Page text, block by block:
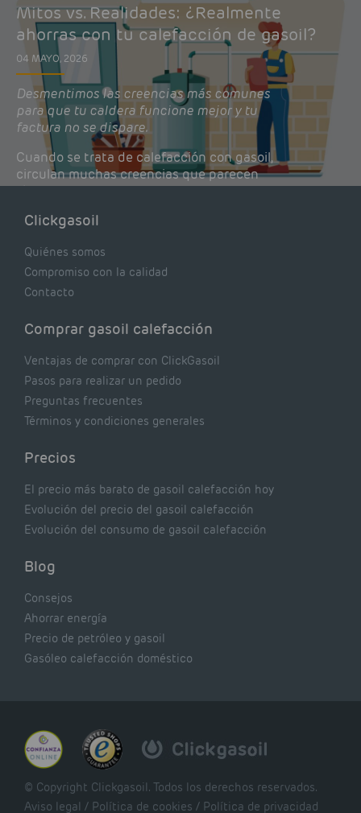
Mitos vs. Realidades: ¿Realmente
ahorras con tu calefacción de gasoil?
04 MAYO, 2026
Desmentimos las creencias más comunes
para que tu caldera funcione mejor y tu
factura no se dispare.
Cuando se trata de calefacción con gasoil,
circulan muchas creencias que parecen
lógicas pero que, en realidad, pueden estar
de tu caldera. Pocas se contrastan con lo que
Clickgasoil
Quiénes somos
Compromiso con la calidad
Contacto
Comprar gasoil calefacción
Ventajas de comprar con ClickGasoil
Pasos para realizar un pedido
Preguntas frecuentes
Términos y condiciones generales
Precios
El precio más barato de gasoil calefacción hoy
Evolución del precio del gasoil calefacción
Evolución del consumo de gasoil calefacción
Blog
Consejos
Ahorrar energía
Precio de petróleo y gasoil
Gasóleo calefacción doméstico
© Copyright Clickgasoil. Todos los derechos reservados.
Aviso legal / Política de cookies / Política de privacidad